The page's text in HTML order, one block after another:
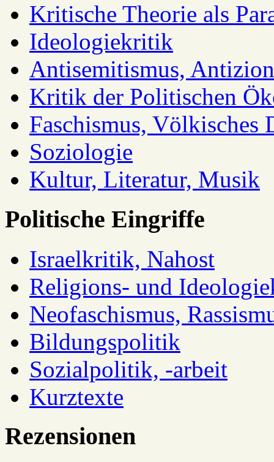
Kritische Theorie als
Ideologiekritik
Antisemitismus,
Kritik der Politischen
Faschismus, Völkisches
Soziologie
Kultur, Literatur, Musik
Politische Eingriffe
Israelkritik, Nahost
Religions- und
Neofaschismus,
Bildungspolitik
Sozialpolitik, -arbeit
Kurztexte
Rezensionen